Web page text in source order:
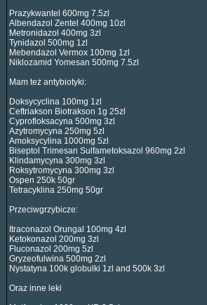
Prazykwantel 600mg 7.5zl
Albendazol Zentel 400mg 10zl
Metronidazol 400mg 3zl
Tynidazol 500mg 1zl
Mebendazol Vermox 100mg 1zl
Niklozamid Yomesan 500mg 7.5zl
Mam też antybiotyki:
Doksycyclina 100mg 1zl
Ceftriakson Biotrakson 1g 25zl
Cyprofloksacyna 500mg 3zl
Azytromycyna 250mg 5zl
Amoksycylina 1000mg 5zl
Biseptol Trimesan Sulfametoksazol 960mg 2zl
Klindamycyna 300mg 3zl
Roksytromycyna 300mg 3zl
Ospen 250k 50gr
Tetracyklina 250mg 50gr
Przeciwgrzybicze:
Itraconazol Orungal 100mg 4zl
Ketokonazol 200mg 3zl
Fluconazol 200mg 5zl
Gryzeofulwina 500mg 2zl
Nystatyna 100k globulki 1zl and 500k 3zl
Oraz inne leki